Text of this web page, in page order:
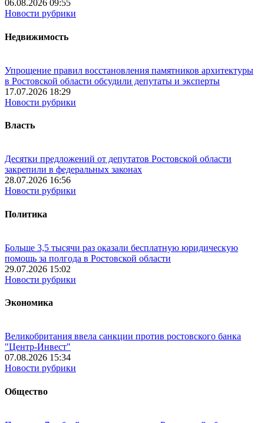
06.08.2026 09:55
Новости рубрики
Недвижимость
Упрощение правил восстановления памятников архитектуры
в Ростовской области обсудили депутаты и эксперты
17.07.2026 18:29
Новости рубрики
Власть
Десятки предложений от депутатов Ростовской области
закрепили в федеральных законах
28.07.2026 16:56
Новости рубрики
Политика
Больше 3,5 тысячи раз оказали бесплатную юридическую
помощь за полгода в Ростовской области
29.07.2026 15:02
Новости рубрики
Экономика
Великобритания ввела санкции против ростовского банка
"Центр-Инвест"
07.08.2026 15:34
Новости рубрики
Общество